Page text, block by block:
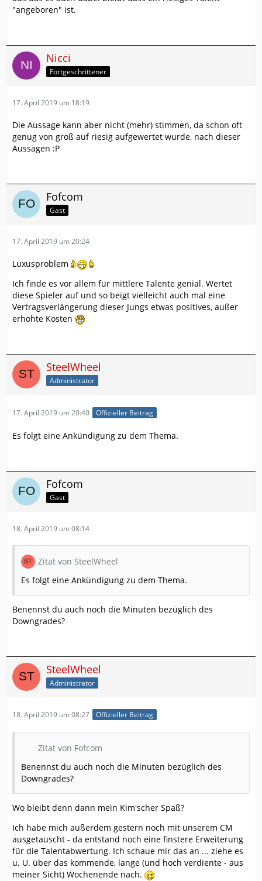
"angeboren" ist.
Nicci
Fortgeschrittener
17. April 2019 um 18:19
Die Aussage kann aber nicht (mehr) stimmen, da schon oft
genug von groß auf riesig aufgewertet wurde, nach dieser
Aussagen :P
Fofcom
Gast
17. April 2019 um 20:24
Luxusproblem
Ich finde es vor allem für mittlere Talente genial. Wertet
diese Spieler auf und so beigt vielleicht auch mal eine
Vertragsverlängerung dieser Jungs etwas positives, außer
erhöhte Kosten
SteelWheel
Administrator
17. April 2019 um 20:40 Offizieller Beitrag
Es folgt eine Ankündigung zu dem Thema.
Fofcom
Gast
18. April 2019 um 08:14
Zitat von SteelWheel
Es folgt eine Ankündigung zu dem Thema.
Benennst du auch noch die Minuten bezüglich des
Downgrades?
SteelWheel
Administrator
18. April 2019 um 08:27 Offizieller Beitrag
Zitat von Fofcom
Benennst du auch noch die Minuten bezüglich des
Downgrades?
Wo bleibt denn dann mein Kim'scher Spaß?
Ich habe mich außerdem gestern noch mit unserem CM
ausgetauscht - da entstand noch eine finstere Erweiterung
für die Talentabwertung. Ich schaue mir das an ... ziehe es
u. U. über das kommende, lange (und hoch verdiente - aus
meiner Sicht) Wochenende nach.